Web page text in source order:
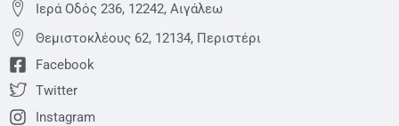
Ιερά Οδός 236, 12242, Αιγάλεω
Θεμιστoκλέους 62, 12134, Περιστέρι
Facebook
Twitter
Instagram